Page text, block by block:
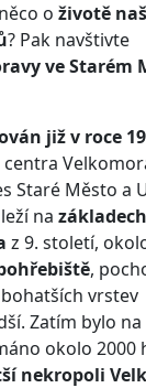
o životě
? Pak navštivte
ve Starém
již v roce
Staré Město a
na základech
z 9. století,
,
vrstev
Zatím bylo na
okolo 2000
nekropoli